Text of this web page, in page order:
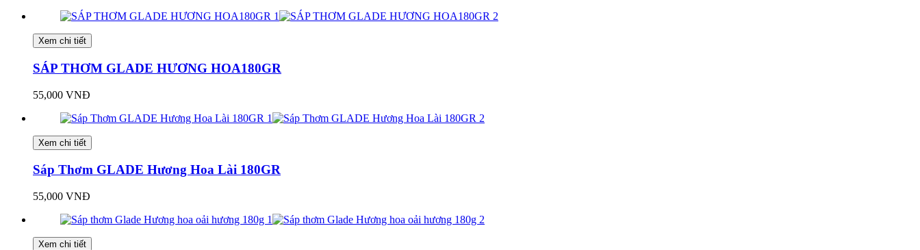
Xem chi tiết
SÁP THƠM GLADE HƯƠNG HOA180GR
55,000 VNĐ
Xem chi tiết
Sáp Thơm GLADE Hương Hoa Lài 180GR
55,000 VNĐ
Xem chi tiết